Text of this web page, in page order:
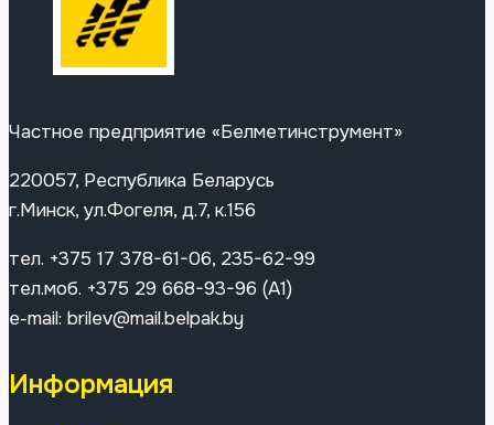
Частное предприятие «Белметинструмент»
220057, Республика Беларусь
г.Минск, ул.Фогеля, д.7, к.156
тел. +375 17 378-61-06, 235-62-99
тел.моб. +375 29 668-93-96 (A1)
e-mail: brilev@mail.belpak.by
Информация